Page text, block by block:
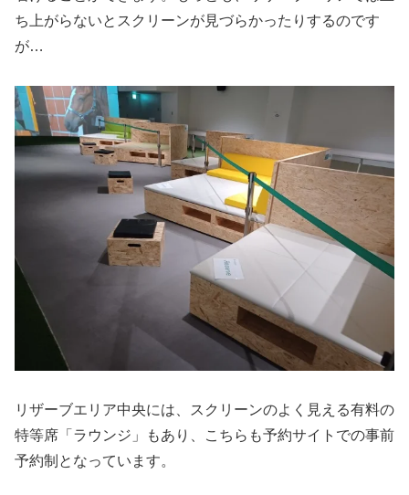
ち上がらないとスクリーンが見づらかったりするのです
が…
リザーブエリア中央には、スクリーンのよく見える有料の
特等席「ラウンジ」もあり、こちらも予約サイトでの事前
予約制となっています。